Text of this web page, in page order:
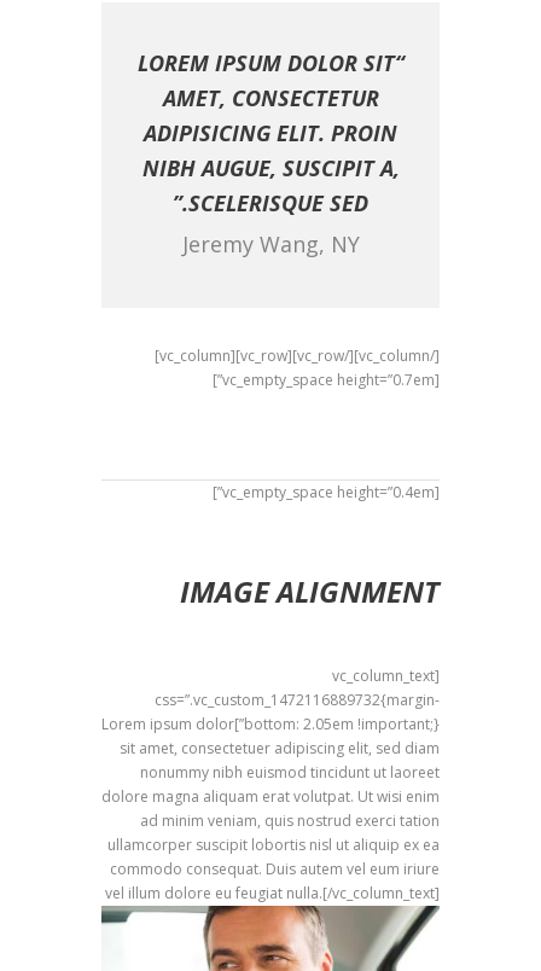
“LOREM IPSUM DOLOR SIT
AMET, CONSECTETUR
ADIPISICING ELIT. PROIN
NIBH AUGUE, SUSCIPIT A,
SCELERISQUE SED.”
Jeremy Wang, NY
[/vc_column][/vc_row][vc_row][vc_column]
[vc_empty_space height=”0.7em”]
[vc_empty_space height=”0.4em”]
IMAGE ALIGNMENT
[vc_column_text
css=”.vc_custom_1472116889732{margin-
bottom: 2.05em !important;}”]Lorem ipsum dolor
sit amet, consectetuer adipiscing elit, sed diam
nonummy nibh euismod tincidunt ut laoreet
dolore magna aliquam erat volutpat. Ut wisi enim
ad minim veniam, quis nostrud exerci tation
ullamcorper suscipit lobortis nisl ut aliquip ex ea
commodo consequat. Duis autem vel eum iriure
vel illum dolore eu feugiat nulla.[/vc_column_text]